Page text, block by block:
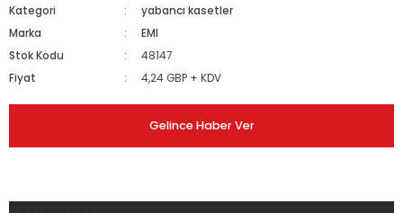
Kategori
yabancı kasetler
Marka
EMI
Stok Kodu
48147
Fiyat
4,24 GBP + KDV
Gelince Haber Ver